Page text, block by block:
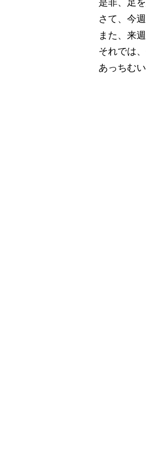
是非、足
さて、今
また、来
それでは
あっちむ